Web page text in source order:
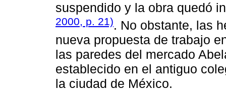
suspendido y la obra quedó
2000, p. 21). No obstante, las
nueva propuesta de trabajo
las paredes del mercado
establecido en el antiguo
la ciudad de México.